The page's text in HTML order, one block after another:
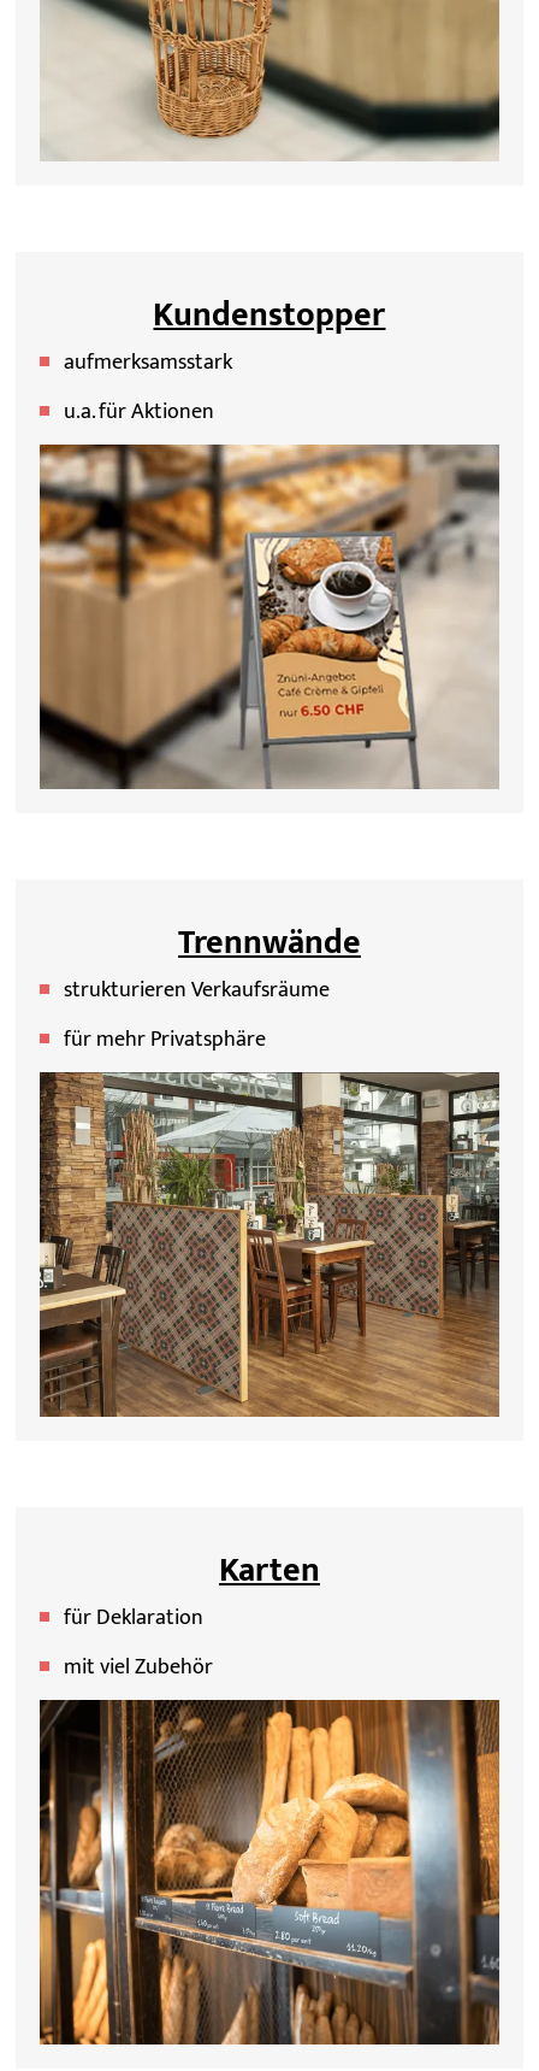
Kundenstopper
aufmerksamsstark
u.a. für Aktionen
Trennwände
strukturieren Verkaufsräume
für mehr Privatsphäre
Karten
für Deklaration
mit viel Zubehör